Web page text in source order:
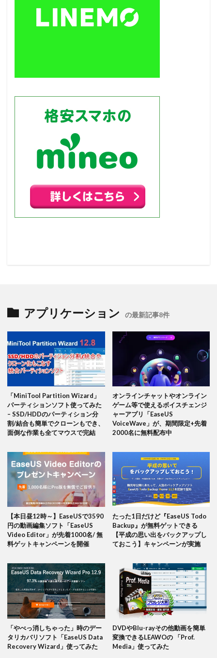
アプリケーション の最新記事8件
「MiniTool Partition Wizard」
パーティションソフト使ってみた
– SSD/HDDのパーティション分
割/結合も簡単でクローンもでき、
面倒な作業も全てマウスで完結
オンラインチャットやオンライン
ゲーム等で使えるボイスチェンジ
ャーアプリ「EaseUS
VoiceWave」が、期間限定+先着
2000名に無料配布中
【本日昼12時～】EaseUSで3590
円の動画編集ソフト「EaseUS
Video Editor」が先着1000名/ 無
料ゲットキャンペーンを開催
たった1日だけど『EaseUS Todo
Backup』が無料ゲットできる
【平成の思い出をバックアップし
ておこう】キャンペーンが実施
「やべっ消しちゃった」時のデー
タリカバリソフト「EaseUS Data
Recovery Wizard」使ってみた
DVDやBlu-rayその他動画を簡単
変換できるLEAWOの 「Prof.
Media」使ってみた